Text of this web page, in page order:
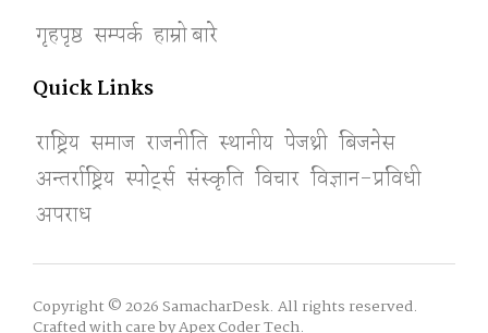
गृहपृष्ठ सम्पर्क हाम्रो बारे
Quick Links
राष्ट्रिय समाज राजनीति स्थानीय पेजथ्री बिजनेस
अन्तर्राष्ट्रिय स्पाेर्ट्स संस्कृति विचार विज्ञान-प्रविधी
अपराध
Copyright © 2026 SamacharDesk. All rights reserved.
Crafted with care byApex Coder Tech.